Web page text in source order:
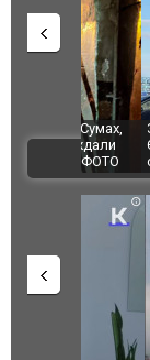
За 2000
склад